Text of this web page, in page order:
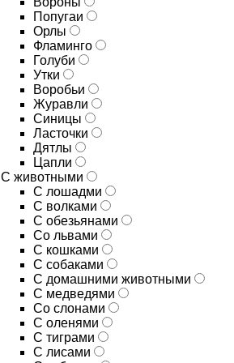
Попугаи
Орлы
Фламинго
Голуби
Утки
Воробьи
Журавли
Синицы
Ласточки
Дятлы
Цапли
С животными
С лошадми
С волками
С обезьянами
Со львами
С кошками
С собаками
С домашними животными
С медведями
Со слонами
С оленями
С тиграми
С лисами